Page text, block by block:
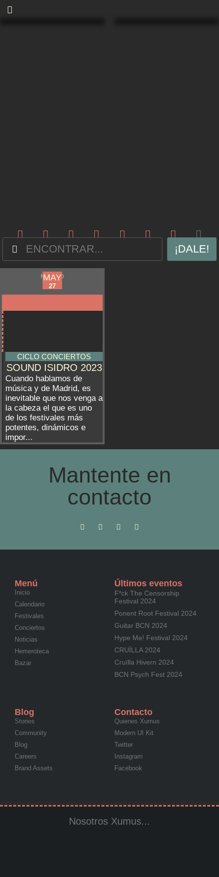
¡DALE!
MADRID
APR
12
MAY
27
CICLO CONCIERTOS
SOUND ISIDRO 2023
Cuando hablamos de
música y de Madrid, es
inevitable que nos venga a
la cabeza el que es uno
de los festivales más
potentes, dinámicos e
impor...
Mantente en
contacto
Menú
Inicio
Calendario
Festivales
Conciertos
Noticias
Hemeroteca
Bazar
Últimos eventos
F*ck The Censorship
Festival 2024
Ponent Root Festival 2024
Guitar BCN 2024
Hype Me! Festival 2024
CRUÏLLA 2024
Cruïlla Hivern 2024
BCN Psych Fest 2024
Blog
Stories
Community
Blog
Careers
Brand Assets
Contacto
Quienes Xumus
Modern UI Kit
Twitter
Instagram
Facebook
Nosotros Xumus...